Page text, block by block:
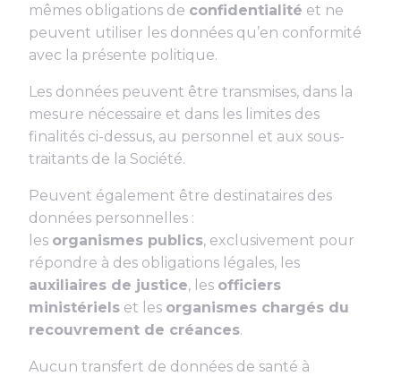
mêmes obligations de confidentialité et ne
peuvent utiliser les données qu’en conformité
avec la présente politique.
Les données peuvent être transmises, dans la
mesure nécessaire et dans les limites des
finalités ci-dessus, au personnel et aux sous-
traitants de la Société.
Peuvent également être destinataires des
données personnelles :
les organismes publics, exclusivement pour
répondre à des obligations légales, les
auxiliaires de justice, les officiers
ministériels et les organismes chargés du
recouvrement de créances.
Aucun transfert de données de santé à